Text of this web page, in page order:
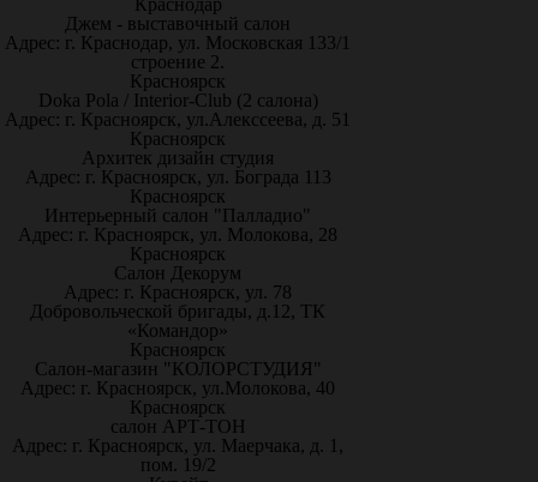
Краснодар
Джем - выставочный салон
Адрес: г. Краснодар, ул. Московская 133/1
строение 2.
Красноярск
Doka Pola / Interior-Club (2 салона)
Адрес: г. Красноярск, ул.Алекссеева, д. 51
Красноярск
Архитек дизайн студия
Адрес: г. Красноярск, ул. Бограда 113
Красноярск
Интерьерный салон "Палладио"
Адрес: г. Красноярск, ул. Молокова, 28
Красноярск
Салон Декорум
Адрес: г. Красноярск, ул. 78
Добровольческой бригады, д.12, ТК
«Командор»
Красноярск
Салон-магазин "КОЛОРСТУДИЯ"
Адрес: г. Красноярск, ул.Молокова, 40
Красноярск
салон АРТ-ТОН
Адрес: г. Красноярск, ул. Маерчака, д. 1,
пом. 19/2